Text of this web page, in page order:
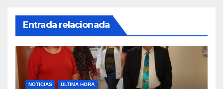
Entrada relacionada
NOTICIAS ULTIMA HORA